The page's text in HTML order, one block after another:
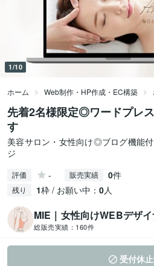
1/10
ホーム Web制作・HP作成・EC構築
先着2名様限定◎ワードプレ
す
美容サロン・女性向け◎ブログ機能
ジ
評価 - 販売実績 0件
残り 1枠 / お願い中： 0人
MIE｜女性向けWEBデザ
総販売実績： 160件
受付休